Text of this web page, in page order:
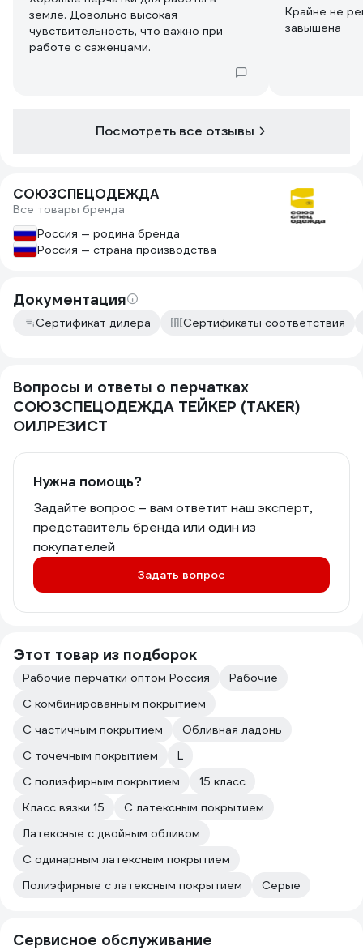
земле. Довольно высокая
чувствительность, что важно при
работе с саженцами.
Крайне не
завышена
Посмотреть все отзывы
СОЮЗСПЕЦОДЕЖДА
Все товары бренда
Россия — родина бренда
Россия — страна производства
Документация
Сертификат дилера Сертификаты соответствия
Вопросы и ответы о перчатках
СОЮЗСПЕЦОДЕЖДА ТЕЙКЕР (TAKER)
ОИЛРЕЗИСТ
Нужна помощь?
Задайте вопрос – вам ответит наш эксперт,
представитель бренда или один из
покупателей
Задать вопрос
Этот товар из подборок
Рабочие перчатки оптом Россия
Рабочие
С комбинированным покрытием
С частичным покрытием
Обливная ладонь
С точечным покрытием
L
С полиэфирным покрытием
15 класс
Класс вязки 15
С латексным покрытием
Латексные с двойным обливом
С одинарным латексным покрытием
Полиэфирные с латексным покрытием
Серые
Сервисное обслуживание